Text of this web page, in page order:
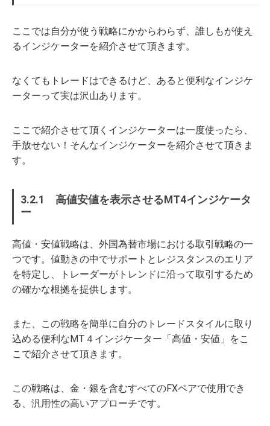
ここでは自分が使う戦略にかからわらず、誰しもが使え
るインジケーターを紹介させて頂きます。
なくてもトレードはできるけど、あると便利なインジケ
ーターって実は沢山あります。
ここで紹介させて頂くインジケーターは一度使ったら、
手放せない！そんなインジケーターを紹介させて頂きま
す。
3.2.1 高値安値を表示させるMT4インジケータ
ー
高値・安値戦略は、外国為替市場における取引戦略の一
つです。値動きの中でサポートとレジスタンスのエリア
を特定し、トレーダーがトレンドに沿って取引するため
の確かな根拠を提供します。
また、この戦略を簡単に自分のトレードスタイルに取り
込める便利なMT４インジケーター「高値・安値」をこ
こで紹介させて頂きます。
この戦略は、金・銀を含むすべてのFXペアで使用でき
る、汎用性の高いアプローチです。